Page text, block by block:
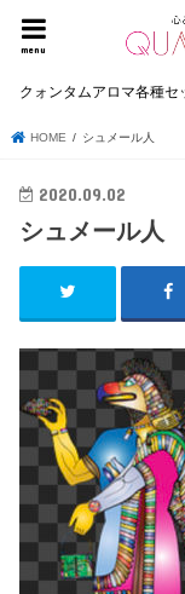
menu
クォンタムアロマ各種
HOME シュメール人
2020.09.02
シュメール人